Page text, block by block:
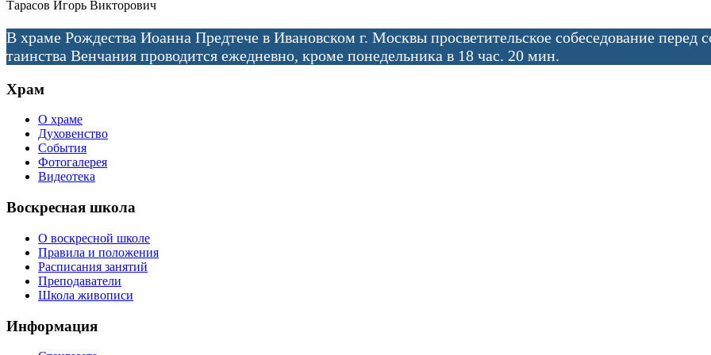
Тарасов Игорь Викторович
В храме Рождества Иоанна Предтече в Ивановском г. Москвы просветительское собеседование перед
таинства Венчания проводится ежедневно, кроме понедельника в 18 час. 20 мин.
Храм
О храме
Духовенство
События
Фотогалерея
Видеотека
Воскресная школа
О воскресной школе
Правила и положения
Расписания занятий
Преподаватели
Школа живописи
Информация